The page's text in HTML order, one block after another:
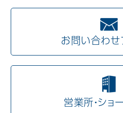
Contact
お問い合わせ
営業所・ショ